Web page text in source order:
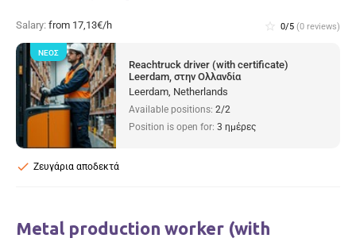
Salary: from 17,13€/h star_border 0/5 (0 reviews)
Reachtruck driver (with certificate)
Leerdam, στην Ολλανδία
Leerdam, Netherlands
Available positions: 2/2
Position is open for: 3 ημέρες
Ζευγάρια αποδεκτά
check
ΝΈΟΣ
Metal production worker (with